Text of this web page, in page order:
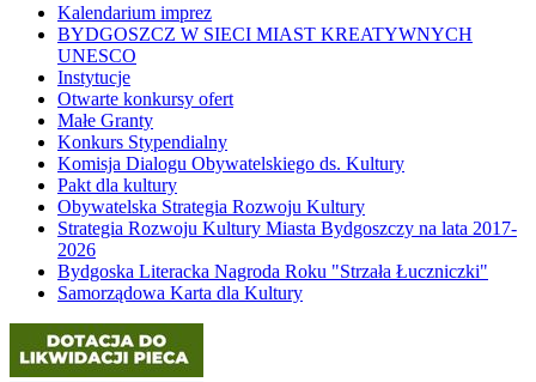
Kalendarium imprez
BYDGOSZCZ W SIECI MIAST KREATYWNYCH
UNESCO
Instytucje
Otwarte konkursy ofert
Małe Granty
Konkurs Stypendialny
Komisja Dialogu Obywatelskiego ds. Kultury
Pakt dla kultury
Obywatelska Strategia Rozwoju Kultury
Strategia Rozwoju Kultury Miasta Bydgoszczy na lata 2017-
2026
Bydgoska Literacka Nagroda Roku "Strzała Łuczniczki"
Samorządowa Karta dla Kultury